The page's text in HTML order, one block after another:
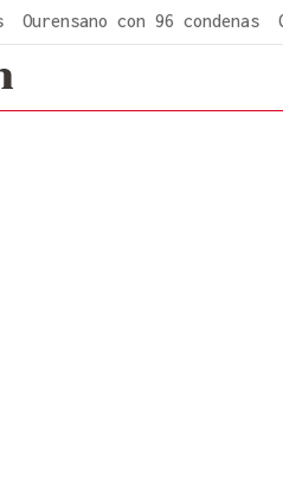
Ourensano con 96 condenas